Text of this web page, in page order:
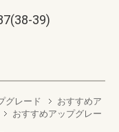
39)
グレード
おすすめア
おすすめアップグレー